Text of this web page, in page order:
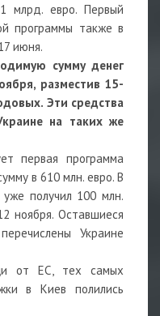
евро. Первый
программы также в
июня.
сумму денег
разместив 15-
Эти средства
на таких же
первая программа
в 610 млн. евро. В
получил 100 млн.
ноября. Оставшиеся
Украине
от ЕС, тех самых
в Киев полились